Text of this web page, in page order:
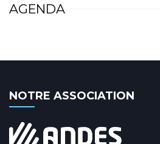
AGENDA
NOTRE ASSOCIATION